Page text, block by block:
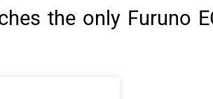
the only Furuno